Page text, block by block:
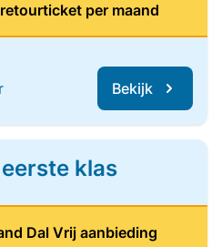
per maand
Bekijk
klas
Dal Vrij aanbieding